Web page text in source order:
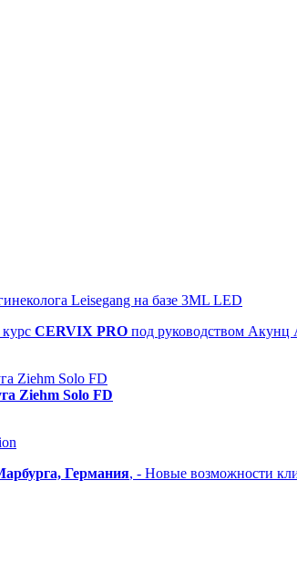
Leisegang на базе 3ML LED
курс CERVIX PRO под руководством
Ziehm Solo FD
Ziehm Solo FD
Германия, - Новые возможности